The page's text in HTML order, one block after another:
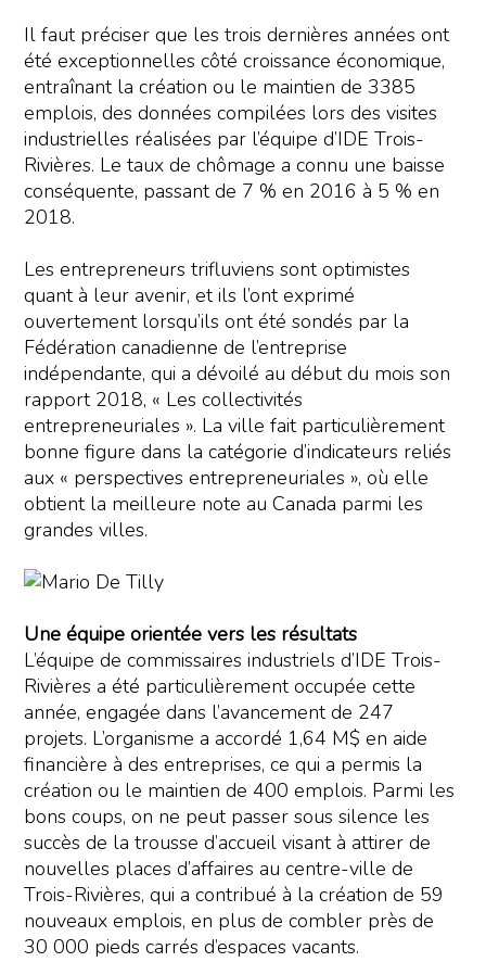
Il faut préciser que les trois dernières années ont
été exceptionnelles côté croissance économique,
entraînant la création ou le maintien de 3385
emplois, des données compilées lors des visites
industrielles réalisées par l’équipe d’IDE Trois-
Rivières. Le taux de chômage a connu une baisse
conséquente, passant de 7 % en 2016 à 5 % en
2018.
Les entrepreneurs trifluviens sont optimistes
quant à leur avenir, et ils l’ont exprimé
ouvertement lorsqu’ils ont été sondés par la
Fédération canadienne de l’entreprise
indépendante, qui a dévoilé au début du mois son
rapport 2018, « Les collectivités
entrepreneuriales ». La ville fait particulièrement
bonne figure dans la catégorie d’indicateurs reliés
aux « perspectives entrepreneuriales », où elle
obtient la meilleure note au Canada parmi les
grandes villes.
Une équipe orientée vers les résultats
L’équipe de commissaires industriels d’IDE Trois-
Rivières a été particulièrement occupée cette
année, engagée dans l’avancement de 247
projets. L’organisme a accordé 1,64 M$ en aide
financière à des entreprises, ce qui a permis la
création ou le maintien de 400 emplois. Parmi les
bons coups, on ne peut passer sous silence les
succès de la trousse d’accueil visant à attirer de
nouvelles places d’affaires au centre-ville de
Trois-Rivières, qui a contribué à la création de 59
nouveaux emplois, en plus de combler près de
30 000 pieds carrés d’espaces vacants.